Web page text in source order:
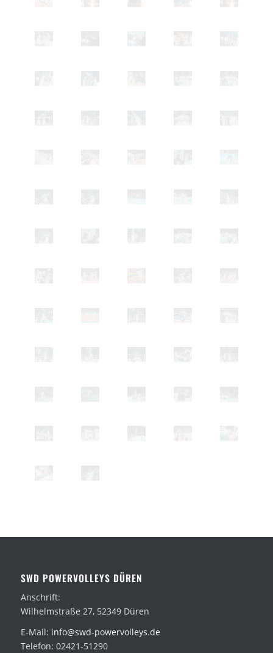
SWD POWERVOLLEYS DÜREN
Anschrift:
Wilhelmstraße 27, 52349 Düren
E-Mail: info@swd-powervolleys.de
Telefon: 02421-51290